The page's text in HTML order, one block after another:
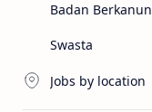
Badan Berkanun
Swasta
Jobs by location